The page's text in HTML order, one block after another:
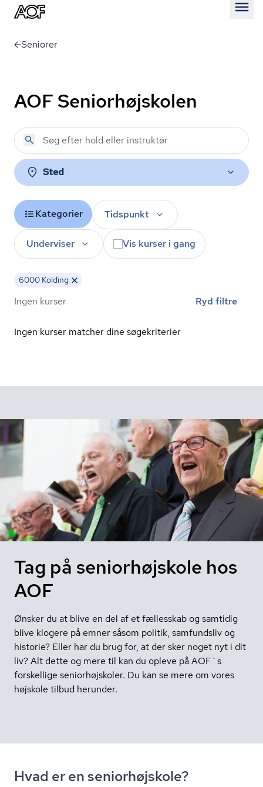
Seniorer
AOF Seniorhøjskolen
Sted
Kategorier Tidspunkt
Underviser Vis kurser i gang
6000 Kolding
Ingen kurser Ryd filtre
Ingen kurser matcher dine søgekriterier
Tag på seniorhøjskole hos
AOF
Ønsker du at blive en del af et fællesskab og samtidig
blive klogere på emner såsom politik, samfundsliv og
historie? Eller har du brug for, at der sker noget nyt i dit
liv? Alt dette og mere til kan du opleve på AOF`s
forskellige seniorhøjskoler. Du kan se mere om vores
højskole tilbud herunder.
Hvad er en seniorhøjskole?